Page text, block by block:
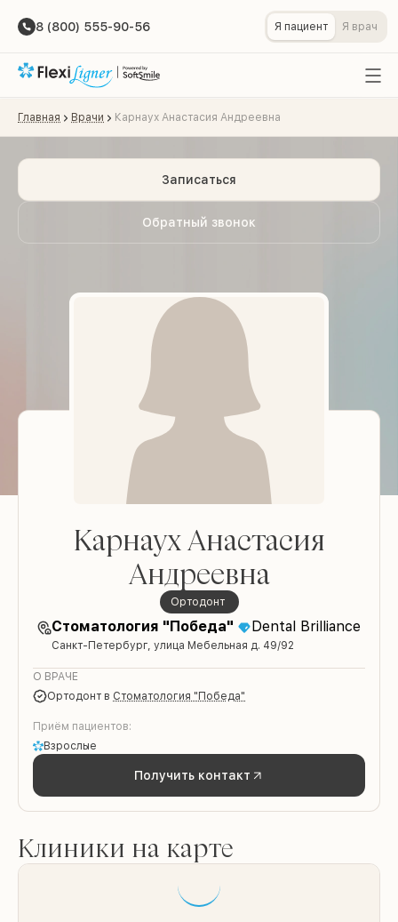
8 (800) 555-90-56 Я пациент Я врач
Главная Врачи Карнаух Анастасия Андреевна
Обратный звонок
Записаться
Карнаух Анастасия
Андреевна
Ортодонт
Стоматология "Победа" Dental Brilliance
Санкт-Петербург, улица Мебельная д. 49/92
О ВРАЧЕ
Ортодонт в Стоматология "Победа"
Приём пациентов:
Взрослые
Получить контакт
Клиники на карте